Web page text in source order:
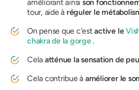
améliorant ainsi son
tour, aide à réguler le
On pense que c'estactive le
chakrade la gorge.
Cela atténue la sensation de
Cela contribue à améliorer le